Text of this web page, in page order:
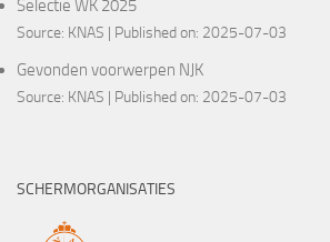
Selectie WK 2025
Source: KNAS Published on: 2025-07-03
Gevonden voorwerpen NJK
Source: KNAS Published on: 2025-07-03
SCHERMORGANISATIES